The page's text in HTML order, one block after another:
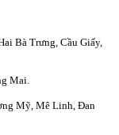
Bà Trưng, Cầu Giấy,
Mai.
Mỹ, Mê Linh, Đan